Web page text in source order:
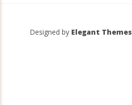
Designed by Elegant Themes